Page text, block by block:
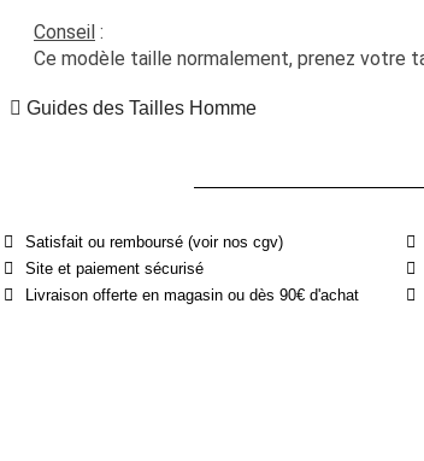
Conseil :
Ce modèle taille normalement, prenez votre
Guides des Tailles Homme
Satisfait ou remboursé (voir nos cgv)
Site et paiement sécurisé
Livraison offerte en magasin ou dès 90€ d'achat